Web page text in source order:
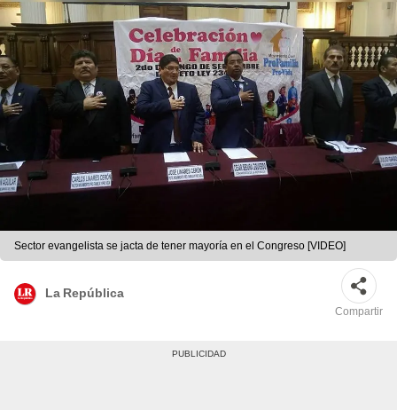
Sector evangelista se jacta de tener mayoría en el Congreso [VIDEO]
La República
Compartir